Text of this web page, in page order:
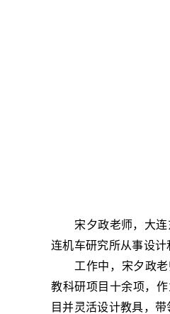
宋夕政老师， 大
连机车研究所从事设计
工作中，宋夕政
教科研项目十余项，
目并灵活设计教具，